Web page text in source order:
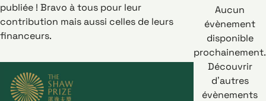
publiée ! Bravo à tous pour leur
contribution mais aussi celles de leurs
financeurs.
Aucun
évènement
disponible
prochainement.
Découvrir
d’autres
évènements